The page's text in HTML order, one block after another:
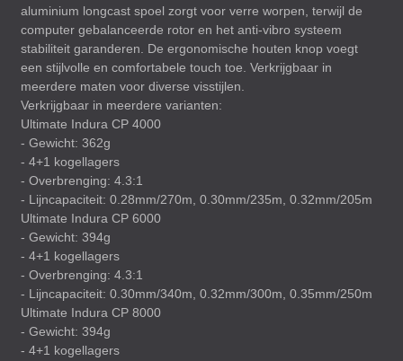
aluminium longcast spoel zorgt voor verre worpen, terwijl de
computer gebalanceerde rotor en het anti-vibro systeem
stabiliteit garanderen. De ergonomische houten knop voegt
een stijlvolle en comfortabele touch toe. Verkrijgbaar in
meerdere maten voor diverse visstijlen.
Verkrijgbaar in meerdere varianten:
Ultimate Indura CP 4000
- Gewicht: 362g
- 4+1 kogellagers
- Overbrenging: 4.3:1
- Lijncapaciteit: 0.28mm/270m, 0.30mm/235m, 0.32mm/205m
Ultimate Indura CP 6000
- Gewicht: 394g
- 4+1 kogellagers
- Overbrenging: 4.3:1
- Lijncapaciteit: 0.30mm/340m, 0.32mm/300m, 0.35mm/250m
Ultimate Indura CP 8000
- Gewicht: 394g
- 4+1 kogellagers